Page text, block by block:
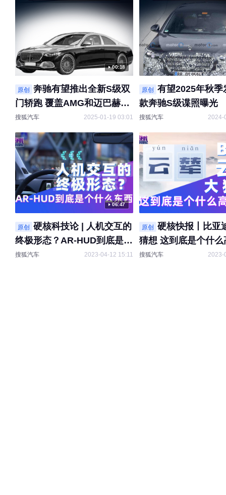
00:18
原创
奔驰有望推出全新S级双
门轿跑 覆盖AMG和迈巴赫品
牌
搜狐汽车 2025-01-19 03:01
原创
有望2025年秋季
款奔驰S级谍照曝光
搜狐汽车 2024-
06:47
原创
硬核科技论 | 人机交互的
终极形态？AR-HUD到底是个
什么东西
搜狐汽车 2023-04-12 15:11
原创
硬核快报丨比亚
猜想 这到底是个什么
技？
搜狐汽车 2023-